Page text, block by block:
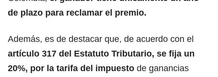
de plazo para reclamar el premio.
Además, es de destacar que, de acuerdo con el
artículo 317 del Estatuto Tributario, se fija un
20%, por la tarifa del impuesto de ganancias